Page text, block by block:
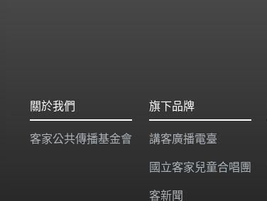
關於我們
客家公共傳播基金會
旗下品牌
講客廣播電臺
國立客家兒童合唱團
客新聞